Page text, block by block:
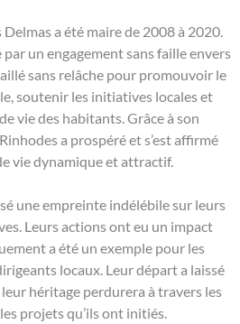
a été maire de 2008 à 2020.
un engagement sans faille envers
sans relâche pour promouvoir le
soutenir les initiatives locales et
vie des habitants. Grâce à son
a prospéré et s’est affirmé
vie dynamique et attractif.
une empreinte indélébile sur leurs
Leurs actions ont eu un impact
a été un exemple pour les
locaux. Leur départ a laissé
héritage perdurera à travers les
projets qu’ils ont initiés.